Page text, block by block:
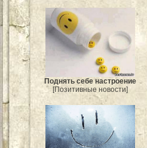
Поднять себе настроение
[Позитивные новости]